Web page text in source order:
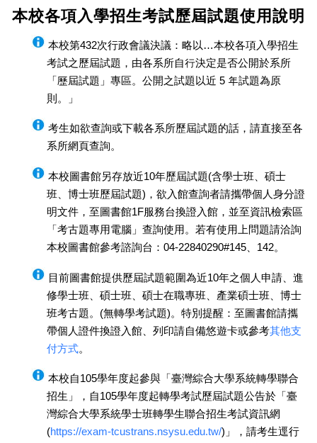
本校各項入學招生考試歷屆試題使用說明
本校第432次行政會議決議：略以…本校各項入學招生
考試之歷屆試題，由各系所自行決定是否公開於系所
「歷屆試題」專區。公開之試題以近 5 年試題為原
則。」
考生如欲查詢或下載各系所歷屆試題的話，請直接至各
系所網頁查詢。
本校圖書館另存放近10年歷屆試題(含學士班、碩士
班、博士班歷屆試題)，欲入館查詢者請攜帶個人身分證
明文件，至圖書館1F服務台換證入館，並至資訊檢索區
「考古題專用電腦」查詢使用。若有使用上問題請洽詢
本校圖書館參考諮詢台：04-22840290#145、142。
目前圖書館提供歷屆試題範圍為近10年之個人申請、進
修學士班、碩士班、碩士在職專班、產業碩士班、博士
班考古題。(無轉學考試題)。特別提醒：至圖書館請攜
帶個人證件換證入館、列印請自備悠遊卡或參考其他支
付方式。
本校自105學年度起參與「臺灣綜合大學系統轉學聯合
招生」，自105學年度起轉學考試歷屆試題公告於「臺
灣綜合大學系統學士班轉學生聯合招生考試資訊網
(https://exam-tcustrans.nsysu.edu.tw/)」，請考生逕行